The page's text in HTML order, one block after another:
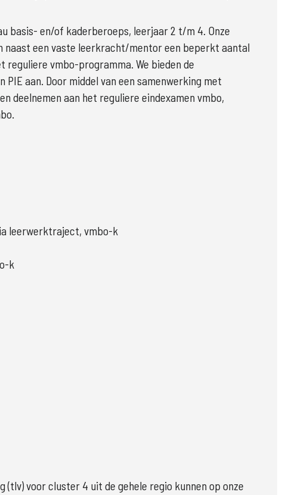
basis- en/of kaderberoeps, leerjaar 2 t/m 4. Onze
naast een vaste leerkracht/mentor een beperkt aantal
reguliere vmbo-programma. We bieden de
aan. Door middel van een samenwerking met
deelnemen aan het reguliere eindexamen vmbo,
leerwerktraject, vmbo-k
k
voor cluster 4 uit de gehele regio kunnen op onze